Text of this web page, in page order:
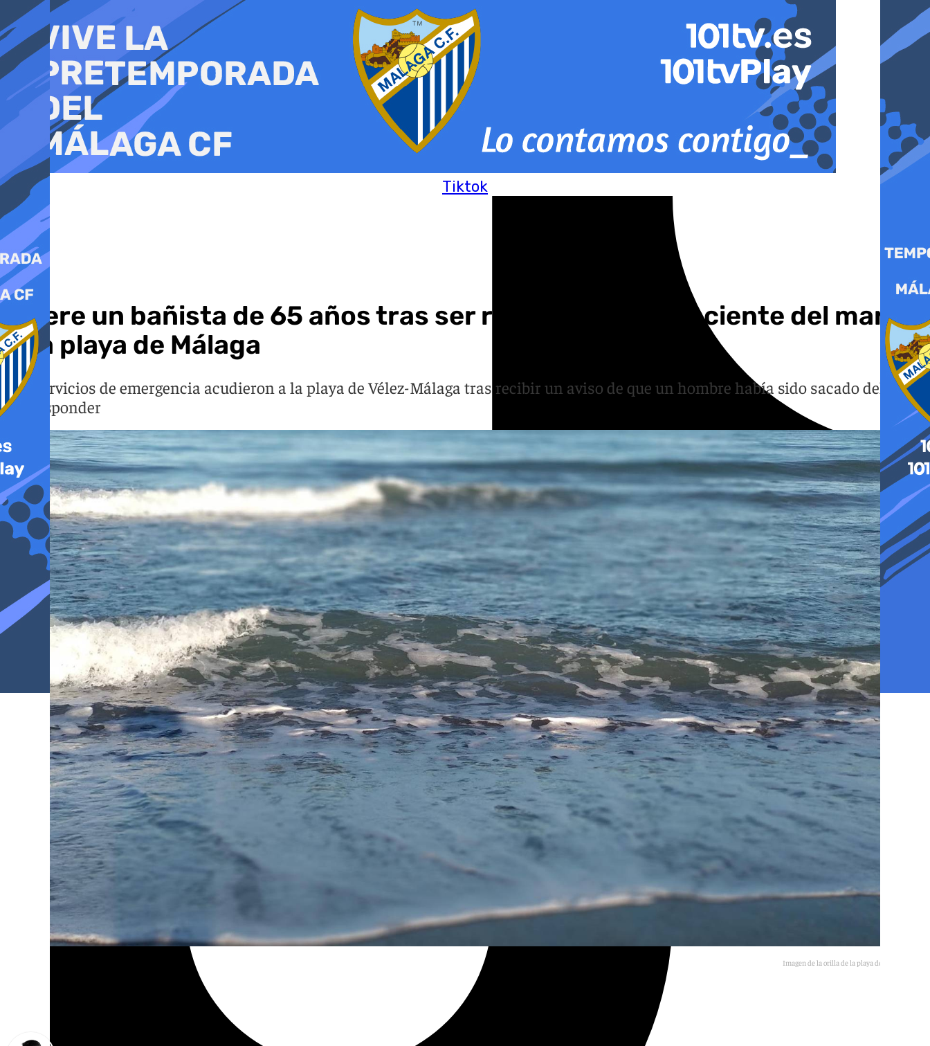
al
contenido
Tiktok
Sucesos
Muere un bañista de 65 años tras ser rescatado inconsciente del mar en
una playa de Málaga
Los servicios de emergencia acudieron a la playa de Vélez-Málaga tras recibir un aviso de que un hombre había sido sacado del agua
sin responder
Imagen de la orilla de la playa de Torre de Mar